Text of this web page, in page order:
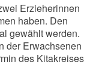
Erzieherinnen
haben. Den
gewählt werden.
der Erwachsenen
des Kitakreises